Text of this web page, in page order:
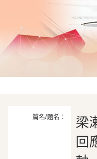
篇名/題名：
梁
回